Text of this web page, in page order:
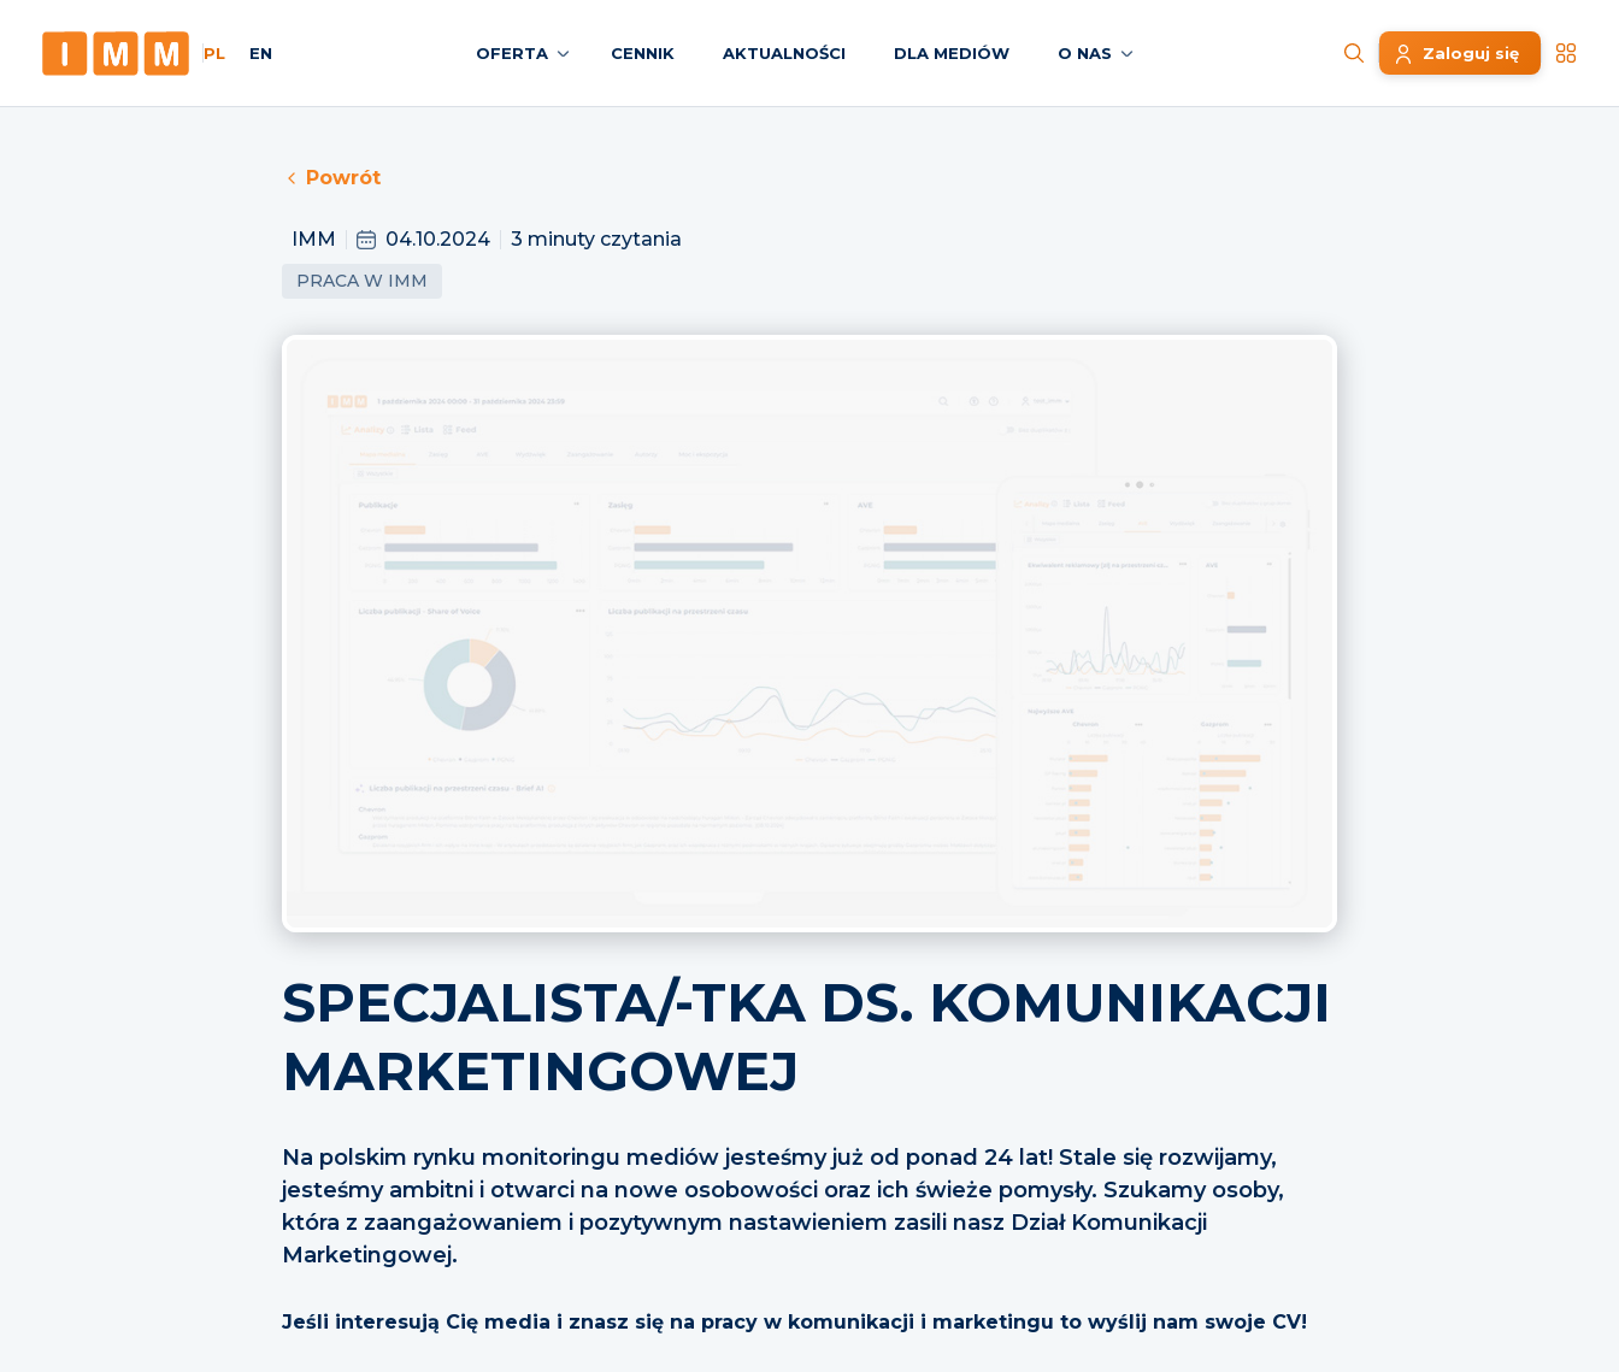
PL EN OFERTA CENNIK AKTUALNOŚCI DLA MEDIÓW O NAS Zaloguj się
Powrót
IMM 04.10.2024 3 minuty czytania
PRACA W IMM
SPECJALISTA/-TKA DS. KOMUNIKACJI
MARKETINGOWEJ
Na polskim rynku monitoringu mediów jesteśmy już od ponad 24 lat! Stale się rozwijamy,
jesteśmy ambitni i otwarci na nowe osobowości oraz ich świeże pomysły. Szukamy osoby,
która z zaangażowaniem i pozytywnym nastawieniem zasili nasz Dział Komunikacji
Marketingowej.
Jeśli interesują Cię media i znasz się na pracy w komunikacji i marketingu to wyślij nam swoje CV!